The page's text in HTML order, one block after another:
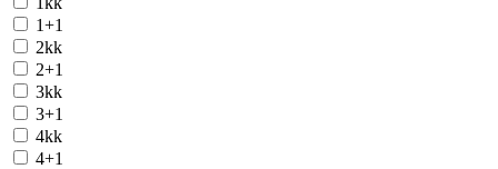
1+1
2kk
2+1
3kk
3+1
4kk
4+1